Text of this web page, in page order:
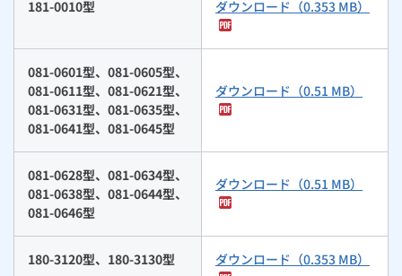
181-0010型 ダウンロード（0.353 MB）
081-0601型、081-0605型、
081-0611型、081-0621型、
081-0631型、081-0635型、
081-0641型、081-0645型
ダウンロード（0.51 MB）
081-0628型、081-0634型、
081-0638型、081-0644型、
081-0646型
ダウンロード（0.51 MB）
180-3120型、180-3130型 ダウンロード（0.353 MB）